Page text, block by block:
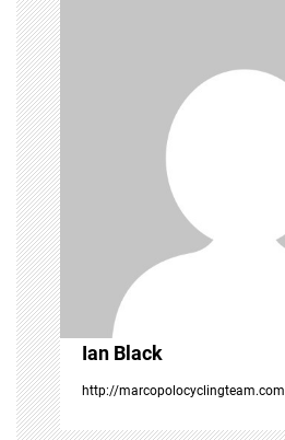
v
i
g
a
t
i
o
n
Ian Black
http://marcopolocyclingteam.com